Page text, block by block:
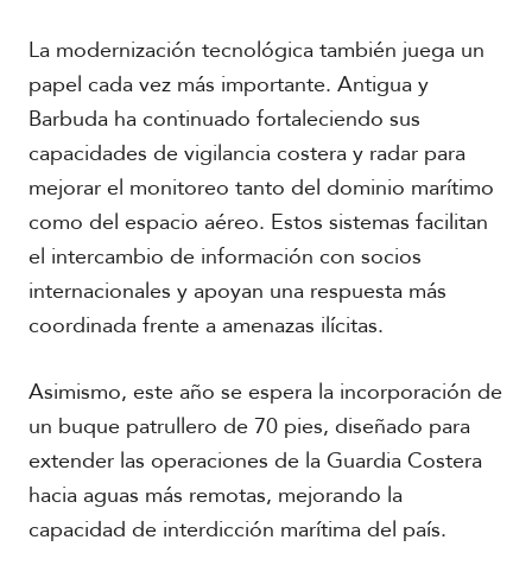
La modernización tecnológica también juega un
papel cada vez más importante. Antigua y
Barbuda ha continuado fortaleciendo sus
capacidades de vigilancia costera y radar para
mejorar el monitoreo tanto del dominio marítimo
como del espacio aéreo. Estos sistemas facilitan
el intercambio de información con socios
internacionales y apoyan una respuesta más
coordinada frente a amenazas ilícitas.
Asimismo, este año se espera la incorporación de
un buque patrullero de 70 pies, diseñado para
extender las operaciones de la Guardia Costera
hacia aguas más remotas, mejorando la
capacidad de interdicción marítima del país.